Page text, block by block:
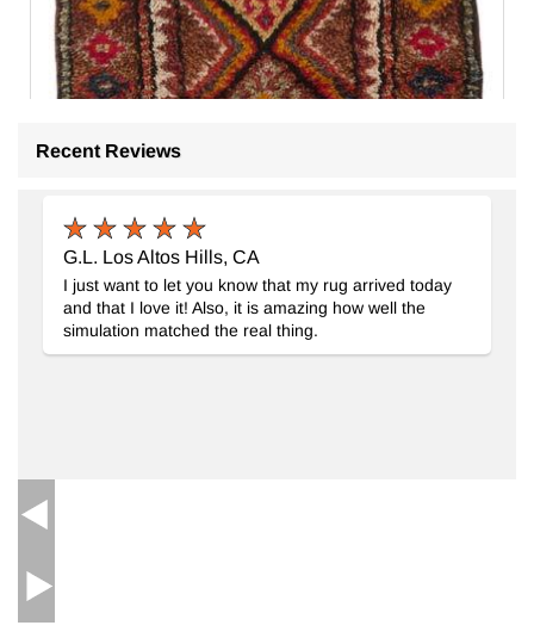
Recent Reviews
G.L. Los Altos Hills, CA
I just want to let you know that my rug arrived today
and that I love it! Also, it is amazing how well the
simulation matched the real thing.